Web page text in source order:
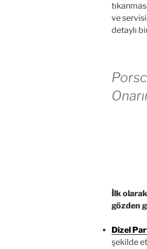
ve
detaylı
İlk
gözden
Dizel
şekilde